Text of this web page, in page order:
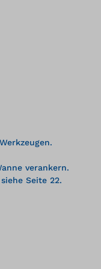
verankern.
Seite 22.